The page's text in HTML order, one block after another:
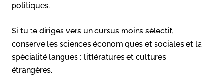
politiques.
Si tu te diriges vers un cursus moins sélectif,
conserve les sciences économiques et sociales et la
spécialité langues ; littératures et cultures
étrangères.